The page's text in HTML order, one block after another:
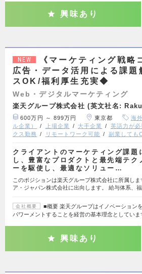
興味あり
NEW
《マーケティング戦略
広告・データ活用による課
スOK/福利厚生充実◆
Web・デジタルマーケティング
楽天グループ株式会社 (英文社名:
600万円 ～ 899万円 東京都
海
ル企業）
上場企業 大手企業 英語力が必
クス勤務
リモートワーク可能 副業しても
クライアントのマーケティング課題
し、豊富なプロダクトと最先端テク
ーを駆使し、最適なソリュー…
このポジションは楽天グループ株式会社に所属し
ア・ジャパン株式会社に出向します。 給与体系、
会社概要
■概要 楽天グループはイノベーション
パワーメントすることを経営の基本理念としていま
興味あり